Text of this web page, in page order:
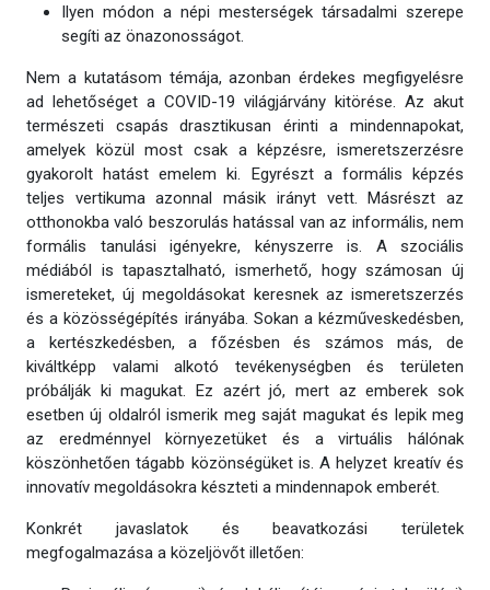
Ilyen módon a népi mesterségek társadalmi szerepe
segíti az önazonosságot.
Nem a kutatásom témája, azonban érdekes megfigyelésre
ad lehetőséget a COVID-19 világjárvány kitörése. Az akut
természeti csapás drasztikusan érinti a mindennapokat,
amelyek közül most csak a képzésre, ismeretszerzésre
gyakorolt hatást emelem ki. Egyrészt a formális képzés
teljes vertikuma azonnal másik irányt vett. Másrészt az
otthonokba való beszorulás hatással van az informális, nem
formális tanulási igényekre, kényszerre is. A szociális
médiából is tapasztalható, ismerhető, hogy számosan új
ismereteket, új megoldásokat keresnek az ismeretszerzés
és a közösségépítés irányába. Sokan a kézműveskedésben,
a kertészkedésben, a főzésben és számos más, de
kiváltképp valami alkotó tevékenységben és területen
próbálják ki magukat. Ez azért jó, mert az emberek sok
esetben új oldalról ismerik meg saját magukat és lepik meg
az eredménnyel környezetüket és a virtuális hálónak
köszönhetően tágabb közönségüket is. A helyzet kreatív és
innovatív megoldásokra készteti a mindennapok emberét.
Konkrét javaslatok és beavatkozási területek
megfogalmazása a közeljövőt illetően: